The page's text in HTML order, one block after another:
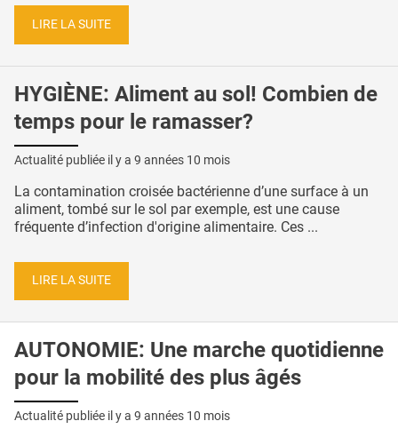
LIRE LA SUITE
HYGIÈNE: Aliment au sol! Combien de
temps pour le ramasser?
Actualité publiée il y a 9 années 10 mois
La contamination croisée bactérienne d’une surface à un
aliment, tombé sur le sol par exemple, est une cause
fréquente d’infection d'origine alimentaire. Ces ...
LIRE LA SUITE
AUTONOMIE: Une marche quotidienne
pour la mobilité des plus âgés
Actualité publiée il y a 9 années 10 mois